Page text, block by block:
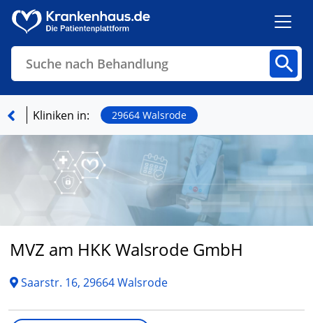
Suche nach Behandlung
Finden
Kliniken in: 29664 Walsrode
MVZ am HKK Walsrode GmbH
Saarstr. 16, 29664 Walsrode